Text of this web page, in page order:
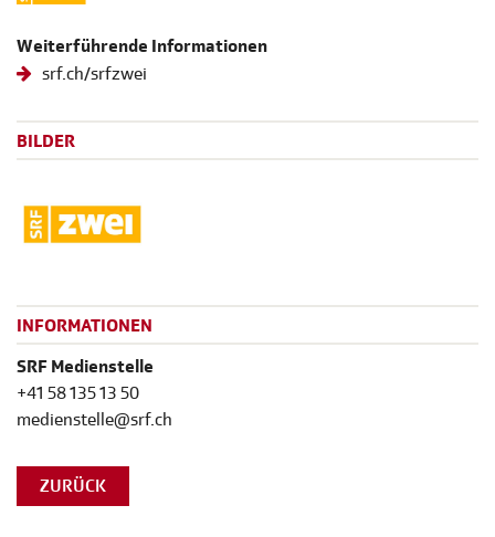
Weiterführende Informationen
srf.ch/srfzwei
BILDER
INFORMATIONEN
SRF Medienstelle
+41 58 135 13 50
medienstelle@srf.ch
ZURÜCK